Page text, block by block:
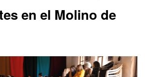
en el Molino de